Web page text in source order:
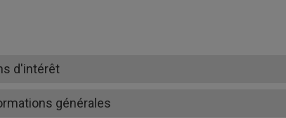
d'intérêt
générales